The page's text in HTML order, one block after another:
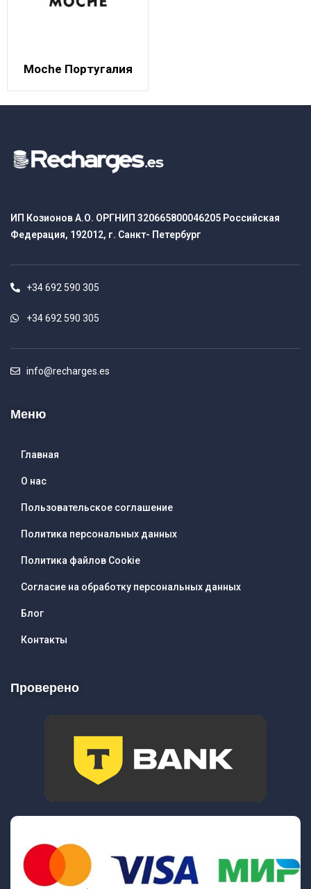
Moche Португалия
ИП Козионов А.О. ОРГНИП 320665800046205 Российская
Федерация, 192012, г. Санкт- Петербург
+34 692 590 305
+34 692 590 305
info@recharges.es
Меню
Главная
О нас
Пользовательское соглашение
Политика персональных данных
Политика файлов Cookie
Согласие на обработку персональных данных
Блог
Контакты
Проверено